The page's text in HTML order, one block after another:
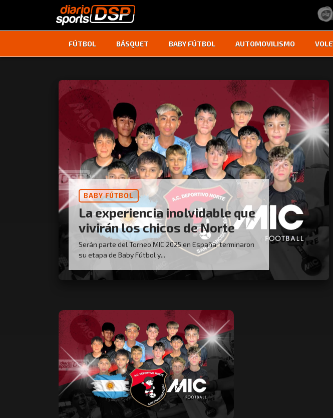
FÚTBOL BÁSQUET BABY FÚTBOL AUTOMOVILISMO
BABY FÚTBOL
La experiencia inolvidable que
vivirán los chicos de Norte
Serán parte del Torneo MIC 2025 en España; terminaron
su etapa de Baby Fútbol y...